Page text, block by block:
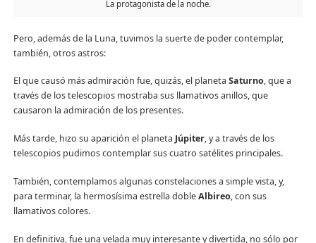
La protagonista de la noche.
Pero, además de la Luna, tuvimos la suerte de poder contemplar,
también, otros astros:
El que causó más admiración fue, quizás, el planeta Saturno, que a
través de los telescopios mostraba sus llamativos anillos, que
causaron la admiración de los presentes.
Más tarde, hizo su aparición el planeta Júpiter, y a través de los
telescopios pudimos contemplar sus cuatro satélites principales.
También, contemplamos algunas constelaciones a simple vista, y,
para terminar, la hermosísima estrella dobleAlbireo, con sus
llamativos colores.
En definitiva, fue una velada muy interesante y divertida, no sólo por